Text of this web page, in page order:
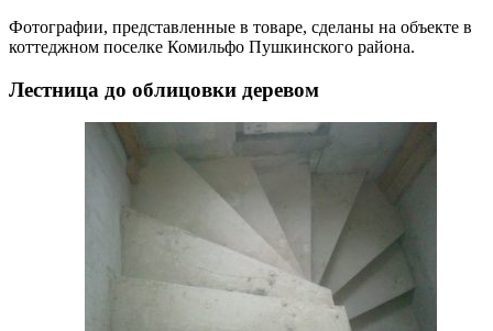
Фотографии, представленные в товаре, сделаны на объекте в
коттеджном поселке Комильфо Пушкинского района.
Лестница до облицовки деревом